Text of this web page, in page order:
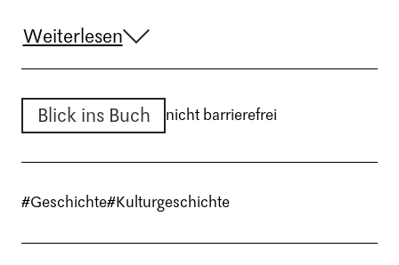
Weiterlesen
Blick ins Buch nicht barrierefrei
#Geschichte#Kulturgeschichte